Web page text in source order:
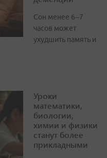
Сон менее 6–7
часов может
ухудшить память и
Уроки
математики,
биологии,
химии и физики
станут более
прикладными